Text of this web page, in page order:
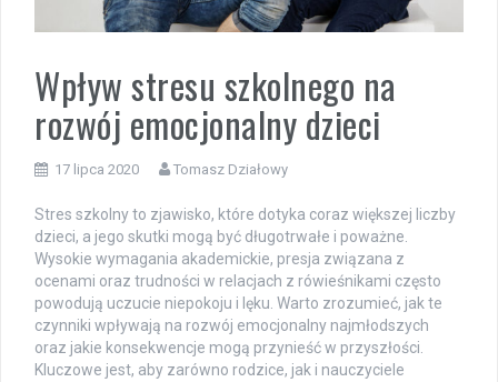
Wpływ stresu szkolnego na
rozwój emocjonalny dzieci
17 lipca 2020 Tomasz Działowy
Stres szkolny to zjawisko, które dotyka coraz większej liczby
dzieci, a jego skutki mogą być długotrwałe i poważne.
Wysokie wymagania akademickie, presja związana z
ocenami oraz trudności w relacjach z rówieśnikami często
powodują uczucie niepokoju i lęku. Warto zrozumieć, jak te
czynniki wpływają na rozwój emocjonalny najmłodszych
oraz jakie konsekwencje mogą przynieść w przyszłości.
Kluczowe jest, aby zarówno rodzice, jak i nauczyciele